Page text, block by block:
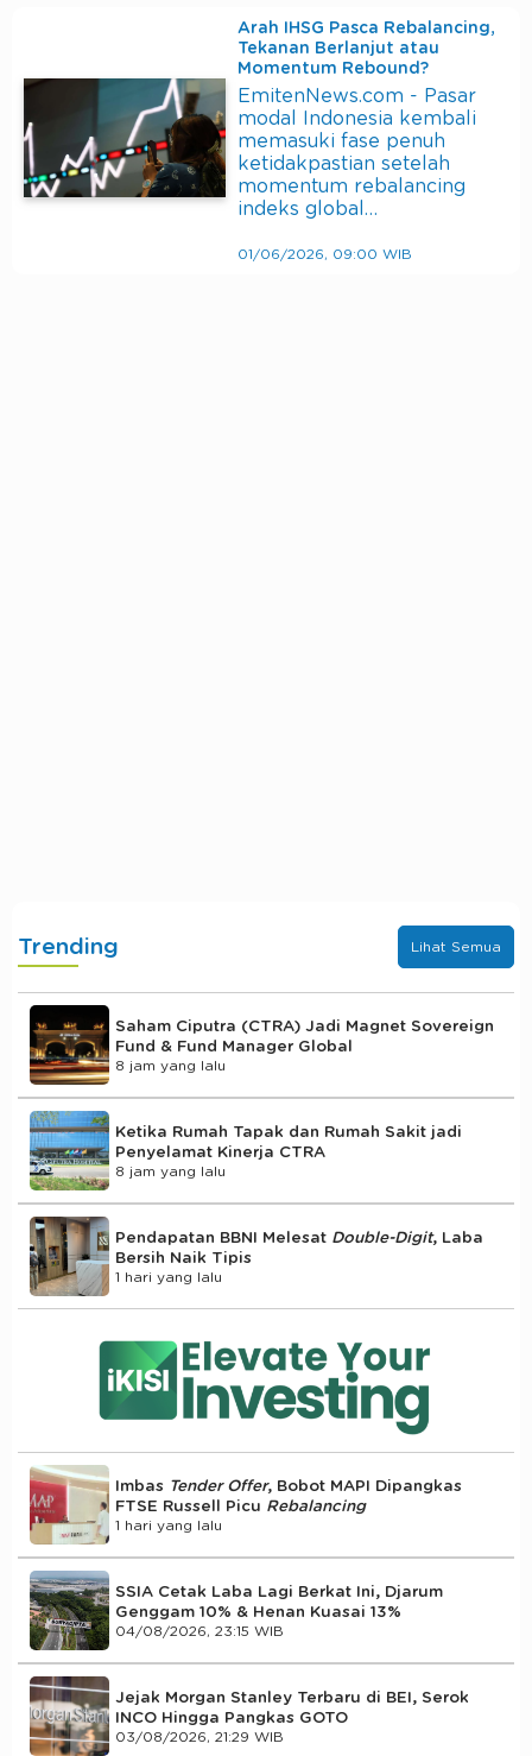
Arah IHSG Pasca Rebalancing,
Tekanan Berlanjut atau
Momentum Rebound?
EmitenNews.com - Pasar
modal Indonesia kembali
memasuki fase penuh
ketidakpastian setelah
momentum rebalancing
indeks global…
01/06/2026, 09:00 WIB
Trending Lihat Semua
Saham Ciputra (CTRA) Jadi Magnet Sovereign
Fund & Fund Manager Global
8 jam yang lalu
Ketika Rumah Tapak dan Rumah Sakit jadi
Penyelamat Kinerja CTRA
8 jam yang lalu
Pendapatan BBNI Melesat Double-Digit, Laba
Bersih Naik Tipis
1 hari yang lalu
Imbas Tender Offer, Bobot MAPI Dipangkas
FTSE Russell Picu Rebalancing
1 hari yang lalu
SSIA Cetak Laba Lagi Berkat Ini, Djarum
Genggam 10% & Henan Kuasai 13%
04/08/2026, 23:15 WIB
Jejak Morgan Stanley Terbaru di BEI, Serok
INCO Hingga Pangkas GOTO
03/08/2026, 21:29 WIB